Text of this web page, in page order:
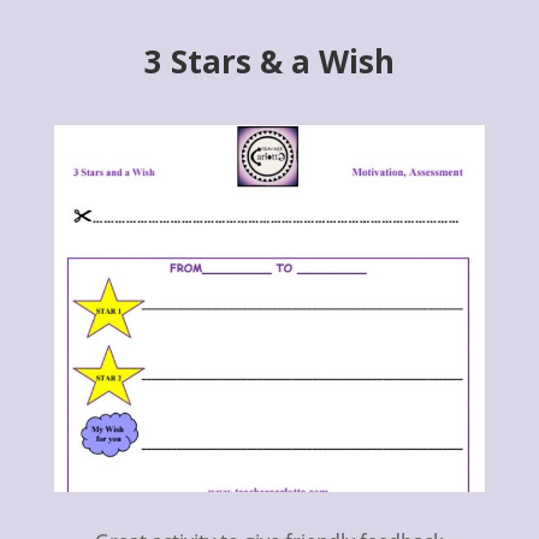
3 Stars & a Wish